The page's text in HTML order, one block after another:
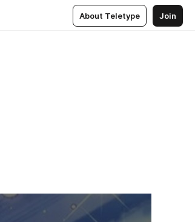
About Teletype Join